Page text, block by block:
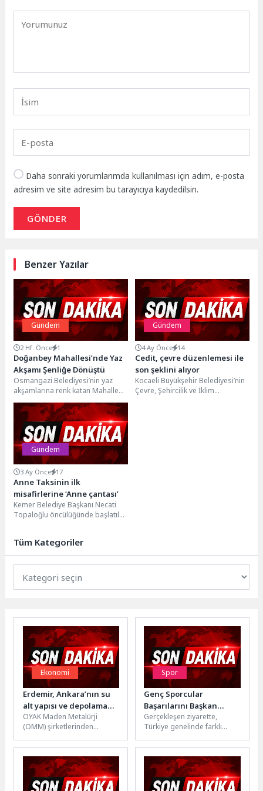
Daha sonraki yorumlarımda kullanılması için adım, e-posta
adresim ve site adresim bu tarayıcıya kaydedilsin.
GÖNDER
Benzer Yazılar
Gündem
2 Hf. Önce 1
Doğanbey Mahallesi’nde Yaz
Akşamı Şenliğe Dönüştü
Osmangazi Belediyesi’nin yaz
akşamlarına renk katan Mahalle
Şenlikleri, Doğanbey
Mahallesi’nde yoğun katılımla
gerçekleşti. Çocuklar için...
Gündem
4 Ay Önce 14
Cedit, çevre düzenlemesi ile
son şeklini alıyor
Kocaeli Büyükşehir Belediyesi’nin
Çevre, Şehircilik ve İklim
Gündem
3 Ay Önce 17
Anne Taksinin ilk
misafirlerine ‘Anne çantası’
Kemer Belediye Başkanı Necati
Topaloğlu öncülüğünde başlatılan
Tüm Kategoriler
Ekonomi
Erdemir, Ankara’nın su
alt yapısı ve depolama
projelerinin çelik
tedarikçisi oldu
OYAK Maden Metalürji
(OMM) şirketlerinden
rulo tedariğine yönelik satış
sözleşmesi...
Spor
Genç Sporcular
Başarılarını Başkan
Kocaman’la Paylaştı
Gerçekleşen ziyarette,
Türkiye genelinde farklı
elde ederek Kartepe’yi
başarıyla temsil eden genç...